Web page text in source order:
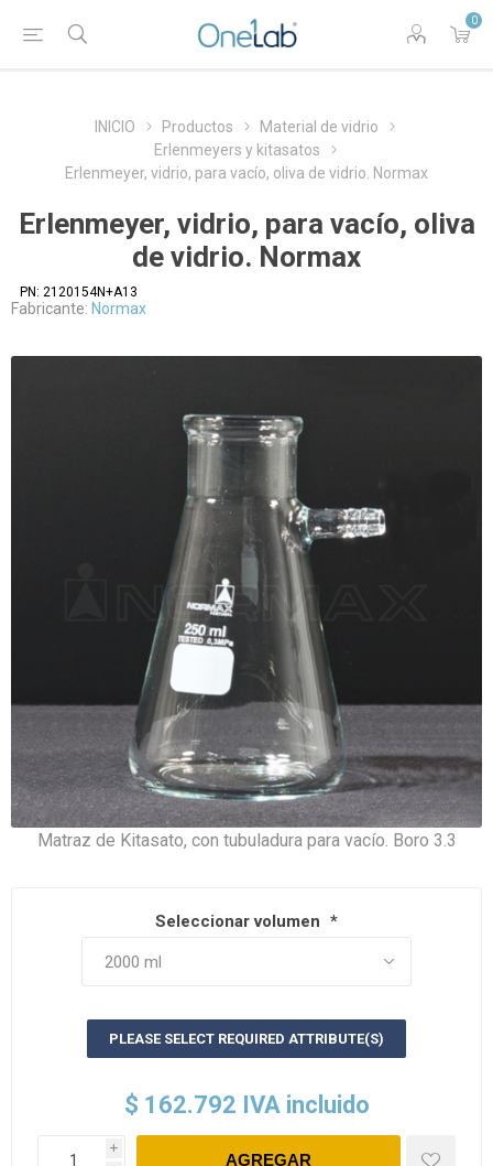
0
INICIO Productos
Material de vidrio
Erlenmeyers y kitasatos
Erlenmeyer, vidrio, para vacío, oliva de vidrio. Normax
Erlenmeyer, vidrio, para vacío, oliva
de vidrio. Normax
PN: 2120154N+A13
Fabricante: Normax
Matraz de Kitasato, con tubuladura para vacío. Boro 3.3
Seleccionar volumen *
PLEASE SELECT REQUIRED ATTRIBUTE(S)
$ 162.792 IVA incluido
i